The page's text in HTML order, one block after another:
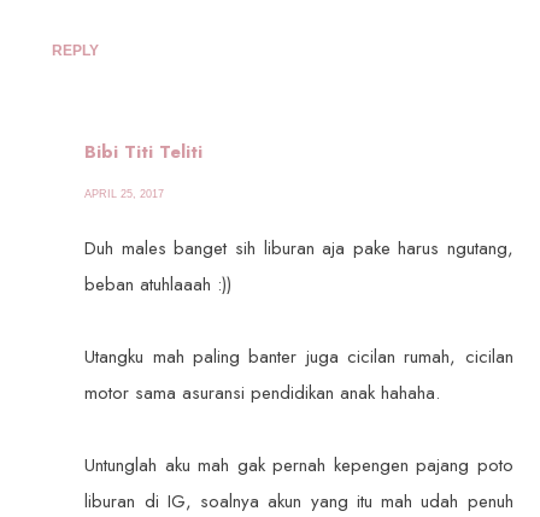
REPLY
Bibi Titi Teliti
APRIL 25, 2017
Duh males banget sih liburan aja pake harus ngutang,
beban atuhlaaah :))
Utangku mah paling banter juga cicilan rumah, cicilan
motor sama asuransi pendidikan anak hahaha.
Untunglah aku mah gak pernah kepengen pajang poto
liburan di IG, soalnya akun yang itu mah udah penuh